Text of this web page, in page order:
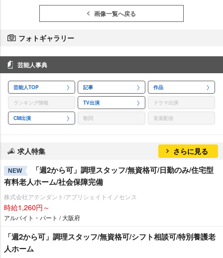
画像一覧へ戻る
フォトギャラリー
芸能人事典
芸能人TOP 記事 作品
ランキング情報 TV出演 ドラマ出演
CM出演 歌詞 音楽配信
求人特集 さらに見る
NEW
「週2から可」調理スタッフ/無資格可/日勤のみ/住宅型
有料老人ホーム/社会保障完備
株式会社アテンダント/アプリシェイトイノセンス
時給1,260円～
アルバイト・パート / 大阪府
「週2から可」調理スタッフ/無資格可/シフト相談可/特別養護老
人ホーム